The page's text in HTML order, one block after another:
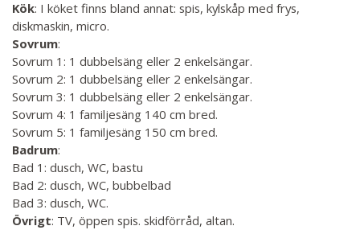
Kök: I köket finns bland annat: spis, kylskåp med frys,
diskmaskin, micro.
Sovrum:
Sovrum 1: 1 dubbelsäng eller 2 enkelsängar.
Sovrum 2: 1 dubbelsäng eller 2 enkelsängar.
Sovrum 3: 1 dubbelsäng eller 2 enkelsängar.
Sovrum 4: 1 familjesäng 140 cm bred.
Sovrum 5: 1 familjesäng 150 cm bred.
Badrum:
Bad 1: dusch, WC, bastu
Bad 2: dusch, WC, bubbelbad
Bad 3: dusch, WC.
Övrigt: TV, öppen spis. skidförråd, altan.